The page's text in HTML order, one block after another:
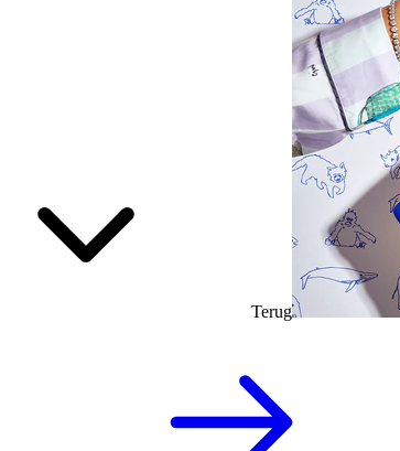
Terug